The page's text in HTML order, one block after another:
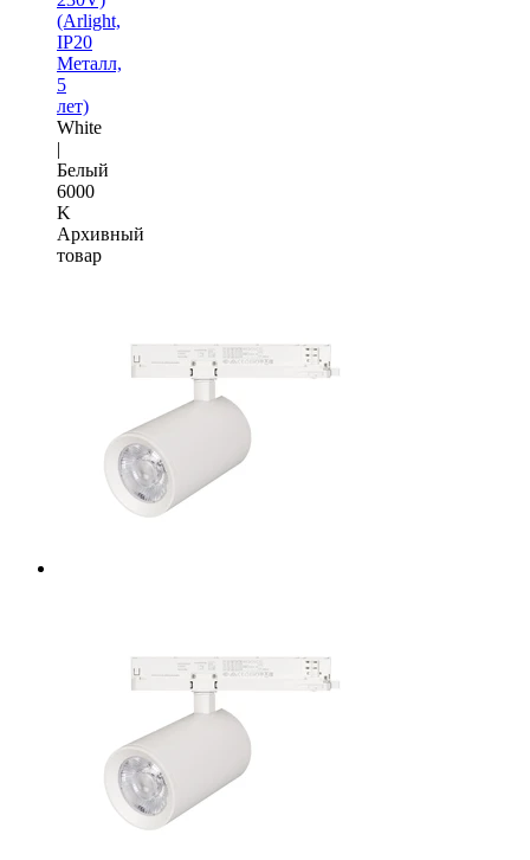
(Arlight,
IP20
Металл,
5
лет)
White
|
Белый
6000
K
Архивный
товар